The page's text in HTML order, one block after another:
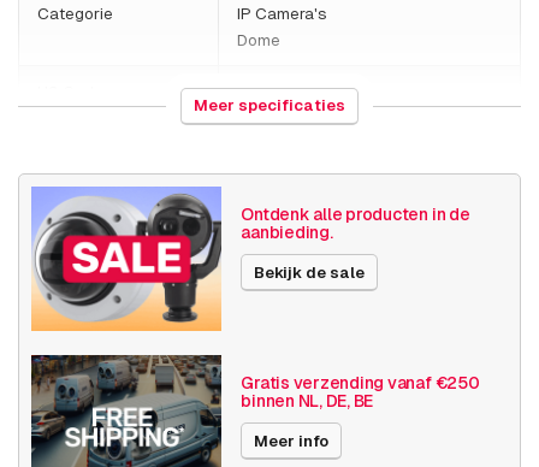
Categorie
IP Camera's
Dome
852589
Gewicht
Grootte (lxbxh) 162 x 161 x 130 millimeters
Camera
eigenschappen
Binnen camera
Resolutie 5MP - 7MP
Axis Series P32
Meer specificaties
Ontdenk alle producten in de
aanbieding.
Bekijk de sale
Gratis verzending vanaf €250
binnen NL, DE, BE
Meer info